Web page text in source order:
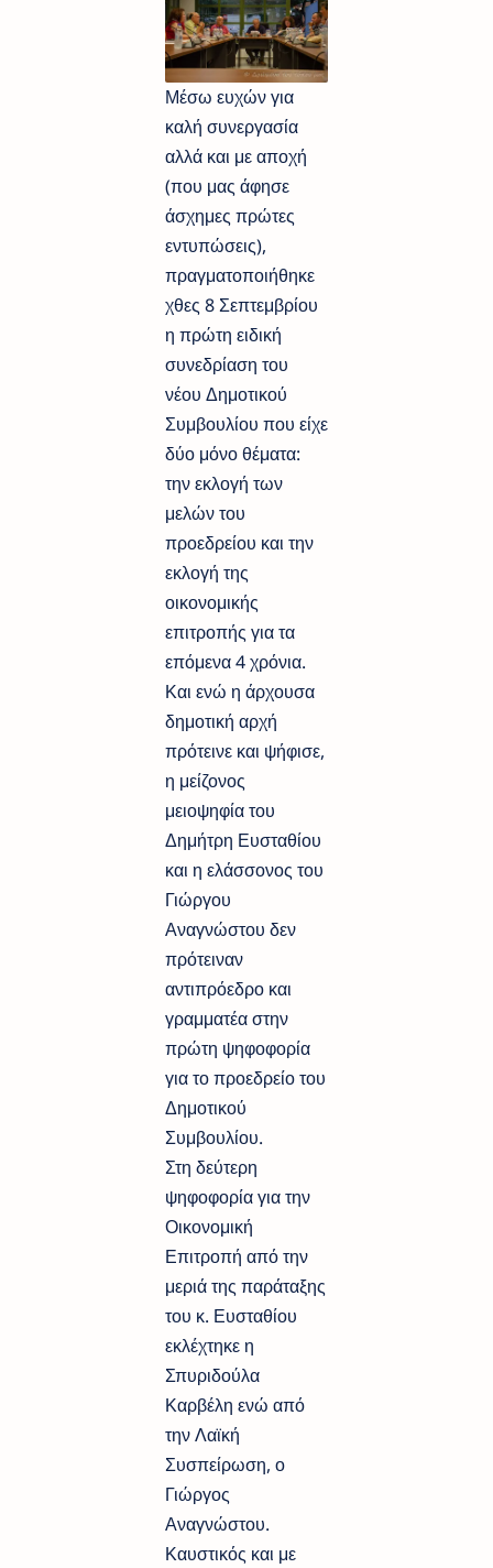
Μέσω ευχών για
καλή συνεργασία
αλλά και με αποχή
(που μας άφησε
άσχημες πρώτες
εντυπώσεις),
πραγματοποιήθηκε
χθες 8 Σεπτεμβρίου
η πρώτη ειδική
συνεδρίαση του
νέου Δημοτικού
Συμβουλίου που είχε
δύο μόνο θέματα:
την εκλογή των
μελών του
προεδρείου και την
εκλογή της
οικονομικής
επιτροπής για τα
επόμενα 4 χρόνια.
Και ενώ η άρχουσα
δημοτική αρχή
πρότεινε και ψήφισε,
η μείζονος
μειοψηφία του
Δημήτρη Ευσταθίου
και η ελάσσονος του
Γιώργου
Αναγνώστου δεν
πρότειναν
αντιπρόεδρο και
γραμματέα στην
πρώτη ψηφοφορία
για το προεδρείο του
Δημοτικού
Συμβουλίου.
Στη δεύτερη
ψηφοφορία για την
Οικονομική
Επιτροπή από την
μεριά της παράταξης
του κ. Ευσταθίου
εκλέχτηκε η
Σπυριδούλα
Καρβέλη ενώ από
την Λαϊκή
Συσπείρωση, ο
Γιώργος
Αναγνώστου.
Καυστικός και με